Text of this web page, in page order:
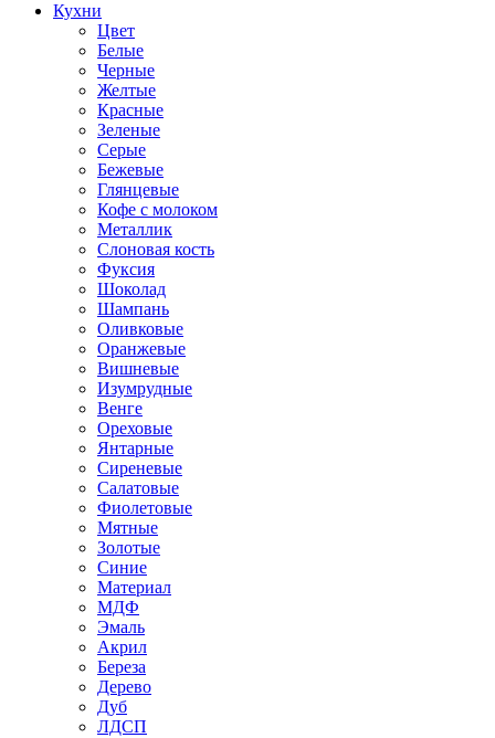
Кухни
Цвет
Белые
Черные
Желтые
Красные
Зеленые
Серые
Бежевые
Глянцевые
Кофе с молоком
Металлик
Слоновая кость
Фуксия
Шоколад
Шампань
Оливковые
Оранжевые
Вишневые
Изумрудные
Венге
Ореховые
Янтарные
Сиреневые
Салатовые
Фиолетовые
Мятные
Золотые
Синие
Материал
МДФ
Эмаль
Акрил
Береза
Дерево
Дуб
ЛДСП